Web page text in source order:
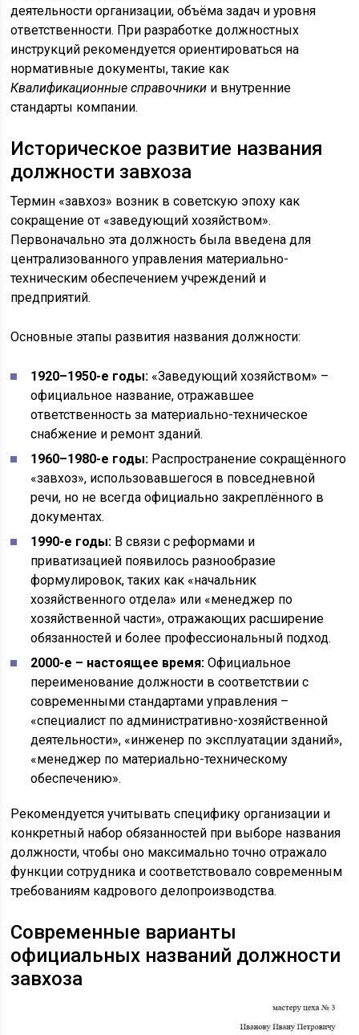
деятельности организации, объёма задач и уровня
ответственности. При разработке должностных
инструкций рекомендуется ориентироваться на
нормативные документы, такие как
Квалификационные справочники и внутренние
стандарты компании.
Историческое развитие названия
должности завхоза
Термин «завхоз» возник в советскую эпоху как
сокращение от «заведующий хозяйством».
Первоначально эта должность была введена для
централизованного управления материально-
техническим обеспечением учреждений и
предприятий.
Основные этапы развития названия должности:
1920–1950-е годы: «Заведующий хозяйством» –
официальное название, отражавшее
ответственность за материально-техническое
снабжение и ремонт зданий.
1960–1980-е годы: Распространение сокращённого
«завхоз», использовавшегося в повседневной
речи, но не всегда официально закреплённого в
документах.
1990-е годы: В связи с реформами и
приватизацией появилось разнообразие
формулировок, таких как «начальник
хозяйственного отдела» или «менеджер по
хозяйственной части», отражающих расширение
обязанностей и более профессиональный подход.
2000-е – настоящее время: Официальное
переименование должности в соответствии с
современными стандартами управления –
«специалист по административно-хозяйственной
деятельности», «инженер по эксплуатации зданий»,
«менеджер по материально-техническому
обеспечению».
Рекомендуется учитывать специфику организации и
конкретный набор обязанностей при выборе названия
должности, чтобы оно максимально точно отражало
функции сотрудника и соответствовало современным
требованиям кадрового делопроизводства.
Современные варианты
официальных названий должности
завхоза